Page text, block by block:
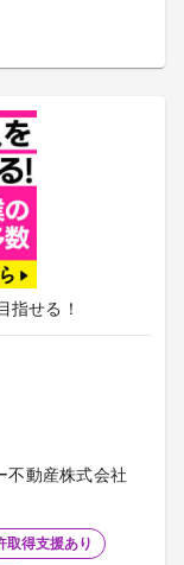
指せる！
動産株式会社
取得支援あり